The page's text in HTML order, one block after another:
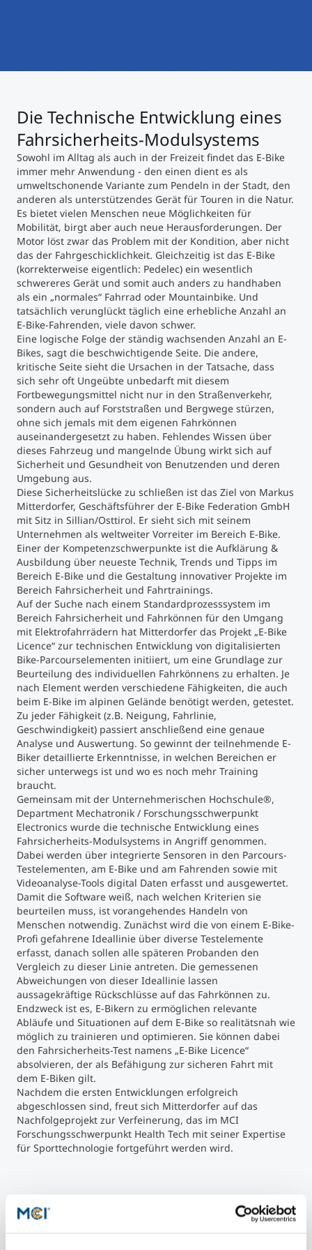
Study Finder Bachelor/Master
Masterclasses
Management-Seminare
Technische Weiterbildung
Maßgeschneiderte Programme
Studienberatung
Executive Education Finder
Die Technische Entwicklung eines
Fahrsicherheits-Modulsystems
Sowohl im Alltag als auch in der Freizeit findet das E-Bike
immer mehr Anwendung - den einen dient es als
umweltschonende Variante zum Pendeln in der Stadt, den
anderen als unterstützendes Gerät für Touren in die Natur.
Es bietet vielen Menschen neue Möglichkeiten für
Mobilität, birgt aber auch neue Herausforderungen. Der
Motor löst zwar das Problem mit der Kondition, aber nicht
das der Fahrgeschicklichkeit. Gleichzeitig ist das E-Bike
(korrekterweise eigentlich: Pedelec) ein wesentlich
schwereres Gerät und somit auch anders zu handhaben
als ein „normales“ Fahrrad oder Mountainbike. Und
tatsächlich verunglückt täglich eine erhebliche Anzahl an
E-Bike-Fahrenden, viele davon schwer.
Eine logische Folge der ständig wachsenden Anzahl an E-
Bikes, sagt die beschwichtigende Seite. Die andere,
kritische Seite sieht die Ursachen in der Tatsache, dass
sich sehr oft Ungeübte unbedarft mit diesem
Fortbewegungsmittel nicht nur in den Straßenverkehr,
sondern auch auf Forststraßen und Bergwege stürzen,
ohne sich jemals mit dem eigenen Fahrkönnen
auseinandergesetzt zu haben. Fehlendes Wissen über
dieses Fahrzeug und mangelnde Übung wirkt sich auf
Sicherheit und Gesundheit von Benutzenden und deren
Umgebung aus.
Diese Sicherheitslücke zu schließen ist das Ziel von Markus
Mitterdorfer, Geschäftsführer der E-Bike Federation GmbH
mit Sitz in Sillian/Osttirol. Er sieht sich mit seinem
Unternehmen als weltweiter Vorreiter im Bereich E-Bike.
Einer der Kompetenzschwerpunkte ist die Aufklärung &
Ausbildung über neueste Technik, Trends und Tipps im
Bereich E-Bike und die Gestaltung innovativer Projekte im
Bereich Fahrsicherheit und Fahrtrainings.
Auf der Suche nach einem Standardprozesssystem im
Bereich Fahrsicherheit und Fahrkönnen für den Umgang
mit Elektrofahrrädern hat Mitterdorfer das Projekt „E-Bike
Licence“ zur technischen Entwicklung von digitalisierten
Bike-Parcourselementen initiiert, um eine Grundlage zur
Beurteilung des individuellen Fahrkönnens zu erhalten. Je
nach Element werden verschiedene Fähigkeiten, die auch
beim E-Bike im alpinen Gelände benötigt werden, getestet.
Zu jeder Fähigkeit (z.B. Neigung, Fahrlinie,
Geschwindigkeit) passiert anschließend eine genaue
Analyse und Auswertung. So gewinnt der teilnehmende E-
Biker detaillierte Erkenntnisse, in welchen Bereichen er
sicher unterwegs ist und wo es noch mehr Training
braucht.
Gemeinsam mit der Unternehmerischen Hochschule®,
Department Mechatronik / Forschungsschwerpunkt
Electronics wurde die technische Entwicklung eines
Fahrsicherheits-Modulsystems in Angriff genommen.
Dabei werden über integrierte Sensoren in den Parcours-
Testelementen, am E-Bike und am Fahrenden sowie mit
Videoanalyse-Tools digital Daten erfasst und ausgewertet.
Damit die Software weiß, nach welchen Kriterien sie
beurteilen muss, ist vorangehendes Handeln von
Menschen notwendig. Zunächst wird die von einem E-Bike-
Profi gefahrene Ideallinie über diverse Testelemente
erfasst, danach sollen alle späteren Probanden den
Vergleich zu dieser Linie antreten. Die gemessenen
Abweichungen von dieser Ideallinie lassen
aussagekräftige Rückschlüsse auf das Fahrkönnen zu.
Endzweck ist es, E-Bikern zu ermöglichen relevante
Abläufe und Situationen auf dem E-Bike so realitätsnah wie
möglich zu trainieren und optimieren. Sie können dabei
den Fahrsicherheits-Test namens „E-Bike Licence“
absolvieren, der als Befähigung zur sicheren Fahrt mit
dem E-Biken gilt.
Nachdem die ersten Entwicklungen erfolgreich
abgeschlossen sind, freut sich Mitterdorfer auf das
Nachfolgeprojekt zur Verfeinerung, das im MCI
Forschungsschwerpunkt Health Tech mit seiner Expertise
für Sporttechnologie fortgeführt werden wird.